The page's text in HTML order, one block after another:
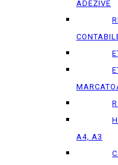
ADEZIVE
A4, A3